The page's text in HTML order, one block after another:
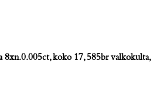
8xn.0.005ct, koko 17, 585br valkokulta,